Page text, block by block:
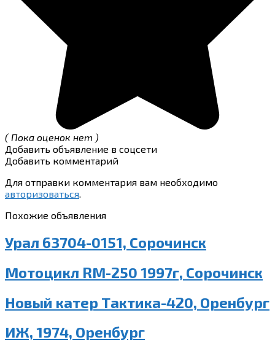
( Пока оценок нет )
Добавить объявление в соцсети
Добавить комментарий
Для отправки комментария вам необходимо
авторизоваться.
Похожие объявления
Урал 63704-0151, Сорочинск
Мотоцикл RM-250 1997г, Сорочинск
Новый катер Тактика-420, Оренбург
ИЖ, 1974, Оренбург